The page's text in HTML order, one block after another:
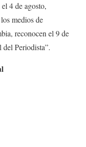
4 de agosto,
medios de
reconocen el 9 de
Periodista”.